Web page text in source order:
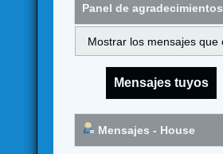
Panel de agradecimientos
Mostrar los mensajes
Mensajes tuyos
Mensajes - House